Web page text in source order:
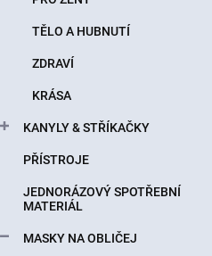
TĚLO A HUBNUTÍ
ZDRAVÍ
KRÁSA
KANYLY & STŘÍKAČKY
PŘÍSTROJE
JEDNORÁZOVÝ SPOTŘEBNÍ
MATERIÁL
MASKY NA OBLIČEJ